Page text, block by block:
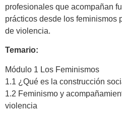
profesionales que acompañan
prácticos desde los feminismos
de violencia.
Temario:
Módulo 1 Los Feminismos
1.1 ¿Qué es la construcción
1.2 Feminismo y
violencia